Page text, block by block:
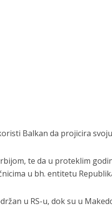
Balkan da projicira svoju
te da u proteklim
u bh. entitetu
u RS-u, dok su u